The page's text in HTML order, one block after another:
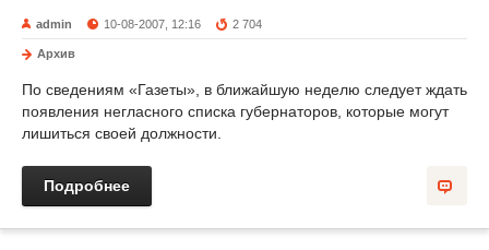
admin 10-08-2007, 12:16 2 704
Архив
По сведениям «Газеты», в ближайшую неделю следует ждать
появления негласного списка губернаторов, которые могут
лишиться своей должности.
Подробнее